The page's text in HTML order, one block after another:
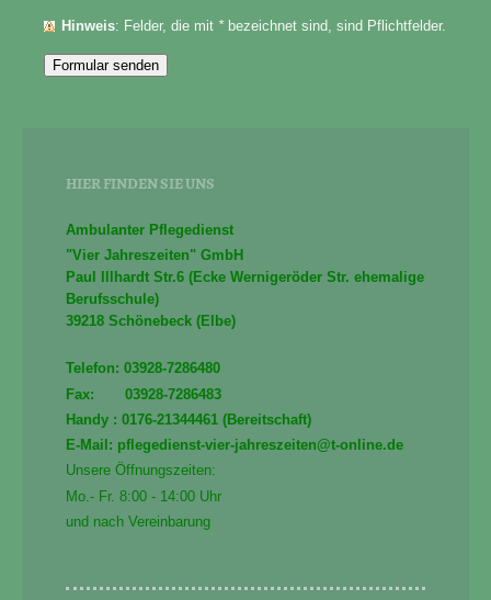
Hinweis : Felder, die mit *bezeichnet sind, sind Pflichtfelder.
HIER FINDEN SIE UNS
Ambulanter Pflegedienst
"Vier Jahreszeiten" GmbH
Paul Illhardt Str.6 (Ecke Wernigeröder Str. ehemalige
Berufsschule)
39218 Schönebeck (Elbe)
Telefon: 03928-7286480
Fax: 03928-7286483
Handy : 0176-21344461 (Bereitschaft)
E-Mail: pflegedienst-vier-jahreszeiten@t-online.de
Unsere Öffnungszeiten:
Mo.- Fr. 8:00 - 14:00 Uhr
und nach Vereinbarung